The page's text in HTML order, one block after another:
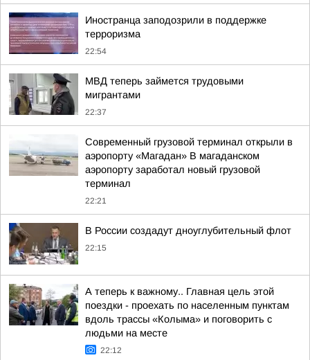
Иностранца заподозрили в поддержке
терроризма
22:54
МВД теперь займется трудовыми
мигрантами
22:37
Современный грузовой терминал открыли в
аэропорту «Магадан» В магаданском
аэропорту заработал новый грузовой
терминал
22:21
В России создадут дноуглубительный флот
22:15
А теперь к важному.. Главная цель этой
поездки - проехать по населенным пунктам
вдоль трассы «Колыма» и поговорить с
людьми на месте
22:12